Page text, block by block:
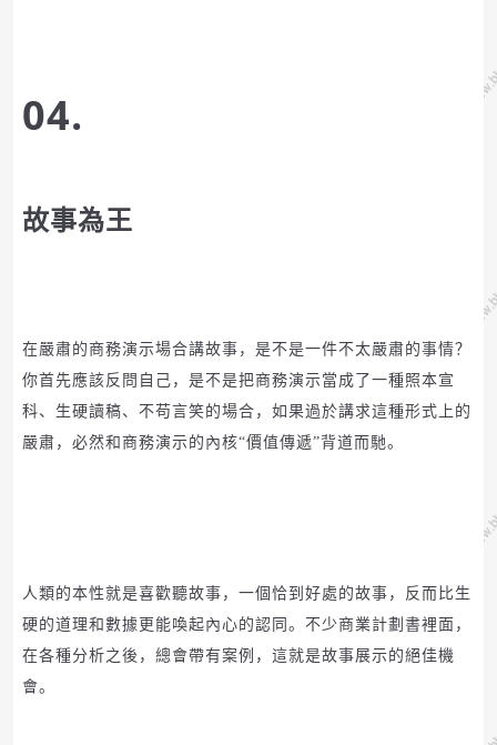
04.
故事為王
在嚴肅的商務演示場合講故事，是不是一件不太嚴肅的事情？
你首先應該反問自己，是不是把商務演示當成了一種照本宣
科、生硬讀稿、不苟言笑的場合，如果過於講求這種形式上的
嚴肅，必然和商務演示的內核“價值傳遞”背道而馳。
人類的本性就是喜歡聽故事，一個恰到好處的故事，反而比生
硬的道理和數據更能喚起內心的認同。 不少商業計劃書裡面，
在各種分析之後，總會帶有案例，這就是故事展示的絕佳機
會。